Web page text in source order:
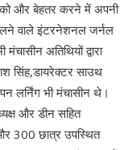
और बेहतर करने में अपनी
वाले इंटरनेशनल जर्नल
अतिथियों द्वारा
सिंह,डायरेक्टर साउथ
लर्निंग भी मंचासीन थे।
और डीन सहित
300 छात्र उपस्थित